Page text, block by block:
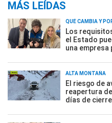
MÁS LEÍDAS
QUÉ CAMBIA Y
Los
el Estado
una empresa
ALTA MONTAÑA
El riesgo de
reapertura
días de cierre